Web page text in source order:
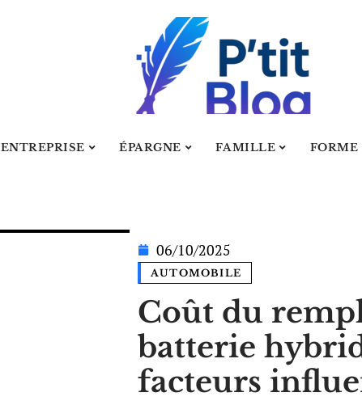
ENTREPRISE ÉPARGNE FAMILLE FORME
06/10/2025
AUTOMOBILE
Coût du
batterie
facteurs